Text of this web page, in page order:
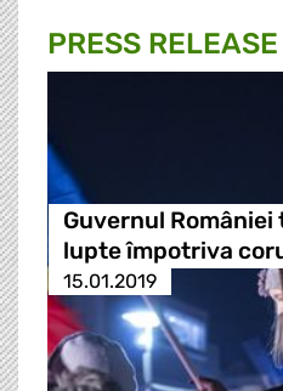
PRESS RELEASE
Guvernul României
lupte împotriva
15.01.2019